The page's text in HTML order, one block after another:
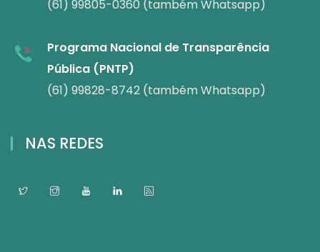
(61) 99805-0360 (também Whatsapp)
Programa Nacional de Transparência
Pública (PNTP)
(61) 99828-8742 (também Whatsapp)
NAS REDES